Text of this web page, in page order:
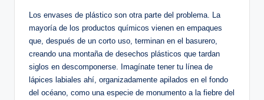
Los envases de plástico son otra parte del problema. La
mayoría de los productos químicos vienen en empaques
que, después de un corto uso, terminan en el basurero,
creando una montaña de desechos plásticos que tardan
siglos en descomponerse. Imagínate tener tu línea de
lápices labiales ahí, organizadamente apilados en el fondo
del océano, como una especie de monumento a la fiebre del